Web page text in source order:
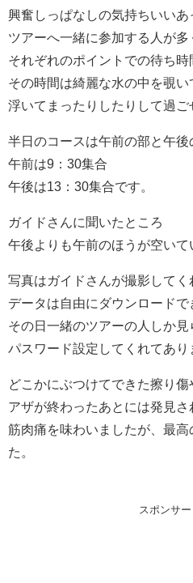
興奮しっぱなしの気持ちいいあ
ツアーへ一緒に参加する人が
それぞれのポイントでの待ち時
その時間は綺麗な水の中を覗い
浮いてまったりしたりして過ご
半日のコースは午前の部と午後
午前は9：30集合
午後は13：30集合です。
ガイドさんに聞いたところ
午後よりも午前のほうが空いて
写真はガイドさんが撮影してく
データは自由にダウンロードで
その日一緒のツアーの人しか見
パスワード設定してくれてあり
どこかにぶつけてできた擦り傷
アザが終わったあとには発見さ
筋肉痛を味わいましたが、最
た。
スポンサ